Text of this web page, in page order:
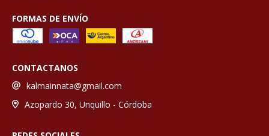
FORMAS DE ENVÍO
CONTACTANOS
kalmainnata@gmail.com
Azopardo 30, Unquillo - Córdoba